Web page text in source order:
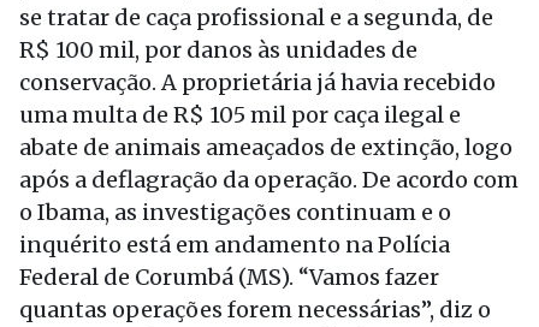
se tratar de caça profissional e a segunda, de
R$ 100 mil, por danos às unidades de
conservação. A proprietária já havia recebido
uma multa de R$ 105 mil por caça ilegal e
abate de animais ameaçados de extinção, logo
após a deflagração da operação. De acordo com
o Ibama, as investigações continuam e o
inquérito está em andamento na Polícia
Federal de Corumbá (MS). “Vamos fazer
quantas operações forem necessárias”, diz o